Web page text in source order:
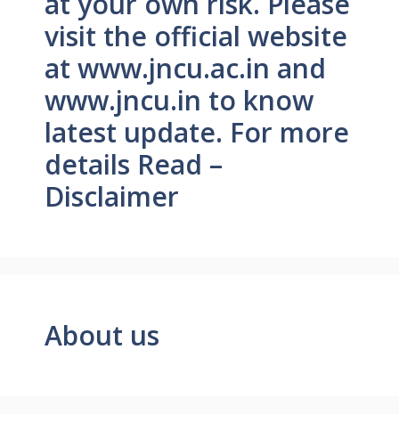
visit the official website
at www.jncu.ac.in and
www.jncu.in to know
latest update. For more
details Read –
Disclaimer
About us